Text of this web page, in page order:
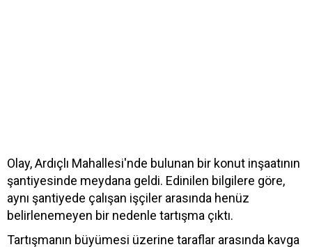
Olay, Ardıçlı Mahallesi'nde bulunan bir konut inşaatının
şantiyesinde meydana geldi. Edinilen bilgilere göre,
aynı şantiyede çalışan işçiler arasında henüz
belirlenemeyen bir nedenle tartışma çıktı.
Tartışmanın büyümesi üzerine taraflar arasında kavga